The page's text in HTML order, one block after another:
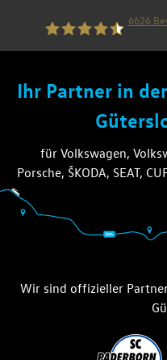
6626
Ihr Partner in
für Volkswagen,
Porsche, ŠKODA, SEAT,
Wir sind offizieller